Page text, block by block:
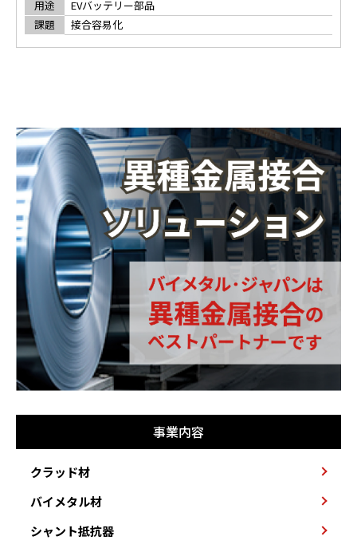
用途
EVバッテリー部品
課題
接合容易化
事業内容
クラッド材
バイメタル材
シャント抵抗器